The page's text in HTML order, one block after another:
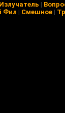
|
Фил | Смешное |